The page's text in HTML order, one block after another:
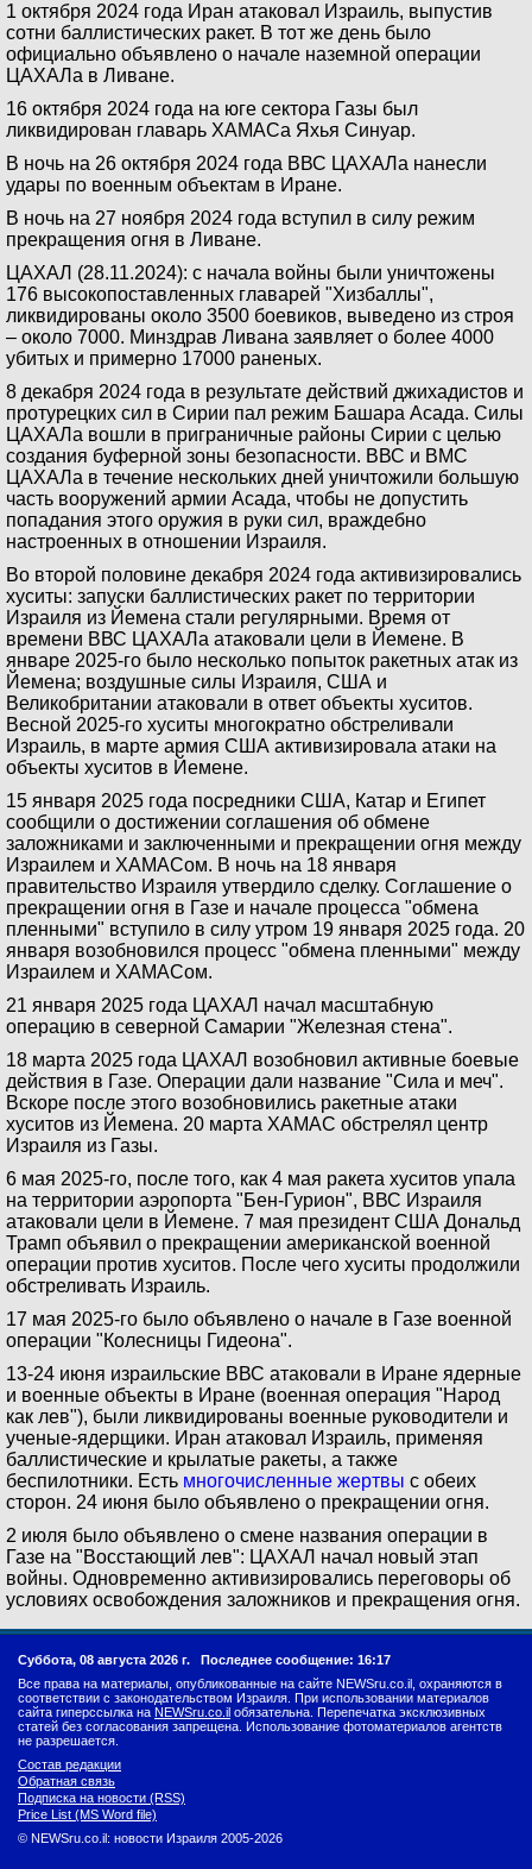
1 октября 2024 года Иран атаковал Израиль, выпустив
сотни баллистических ракет. В тот же день было
официально объявлено о начале наземной операции
ЦАХАЛа в Ливане.
16 октября 2024 года на юге сектора Газы был
ликвидирован главарь ХАМАСа Яхья Синуар.
В ночь на 26 октября 2024 года ВВС ЦАХАЛа нанесли
удары по военным объектам в Иране.
В ночь на 27 ноября 2024 года вступил в силу режим
прекращения огня в Ливане.
ЦАХАЛ (28.11.2024): с начала войны были уничтожены
176 высокопоставленных главарей "Хизбаллы",
ликвидированы около 3500 боевиков, выведено из строя
– около 7000. Минздрав Ливана заявляет о более 4000
убитых и примерно 17000 раненых.
8 декабря 2024 года в результате действий джихадистов и
протурецких сил в Сирии пал режим Башара Асада. Силы
ЦАХАЛа вошли в приграничные районы Сирии с целью
создания буферной зоны безопасности. ВВС и ВМС
ЦАХАЛа в течение нескольких дней уничтожили большую
часть вооружений армии Асада, чтобы не допустить
попадания этого оружия в руки сил, враждебно
настроенных в отношении Израиля.
Во второй половине декабря 2024 года активизировались
хуситы: запуски баллистических ракет по территории
Израиля из Йемена стали регулярными. Время от
времени ВВС ЦАХАЛа атаковали цели в Йемене. В
январе 2025-го было несколько попыток ракетных атак из
Йемена; воздушные силы Израиля, США и
Великобритании атаковали в ответ объекты хуситов.
Весной 2025-го хуситы многократно обстреливали
Израиль, в марте армия США активизировала атаки на
объекты хуситов в Йемене.
15 января 2025 года посредники США, Катар и Египет
сообщили о достижении соглашения об обмене
заложниками и заключенными и прекращении огня между
Израилем и ХАМАСом. В ночь на 18 января
правительство Израиля утвердило сделку. Соглашение о
прекращении огня в Газе и начале процесса "обмена
пленными" вступило в силу утром 19 января 2025 года. 20
января возобновился процесс "обмена пленными" между
Израилем и ХАМАСом.
21 января 2025 года ЦАХАЛ начал масштабную
операцию в северной Самарии "Железная стена".
18 марта 2025 года ЦАХАЛ возобновил активные боевые
действия в Газе. Операции дали название "Сила и меч".
Вскоре после этого возобновились ракетные атаки
хуситов из Йемена. 20 марта ХАМАС обстрелял центр
Израиля из Газы.
6 мая 2025-го, после того, как 4 мая ракета хуситов упала
на территории аэропорта "Бен-Гурион", ВВС Израиля
атаковали цели в Йемене. 7 мая президент США Дональд
Трамп объявил о прекращении американской военной
операции против хуситов. После чего хуситы продолжили
обстреливать Израиль.
17 мая 2025-го было объявлено о начале в Газе военной
операции "Колесницы Гидеона".
13-24 июня израильские ВВС атаковали в Иране ядерные
и военные объекты в Иране (военная операция "Народ
как лев"), были ликвидированы военные руководители и
ученые-ядерщики. Иран атаковал Израиль, применяя
баллистические и крылатые ракеты, а также
беспилотники. Есть многочисленные жертвы с обеих
сторон. 24 июня было объявлено о прекращении огня.
2 июля было объявлено о смене названия операции в
Газе на "Восстающий лев": ЦАХАЛ начал новый этап
войны. Одновременно активизировались переговоры об
условиях освобождения заложников и прекращения огня.
Суббота, 08 августа 2026 г. Последнее сообщение: 16:17
Все права на материалы, опубликованные на сайте NEWSru.co.il, охраняются в
соответствии с законодательством Израиля. При использовании материалов
сайта гиперссылка на NEWSru.co.il обязательна. Перепечатка эксклюзивных
статей без согласования запрещена. Использование фотоматериалов агентств
не разрешается.
Состав редакции
Обратная связь
Подписка на новости (RSS)
Price List (MS Word file)
© NEWSru.co.il: новости Израиля 2005-2026